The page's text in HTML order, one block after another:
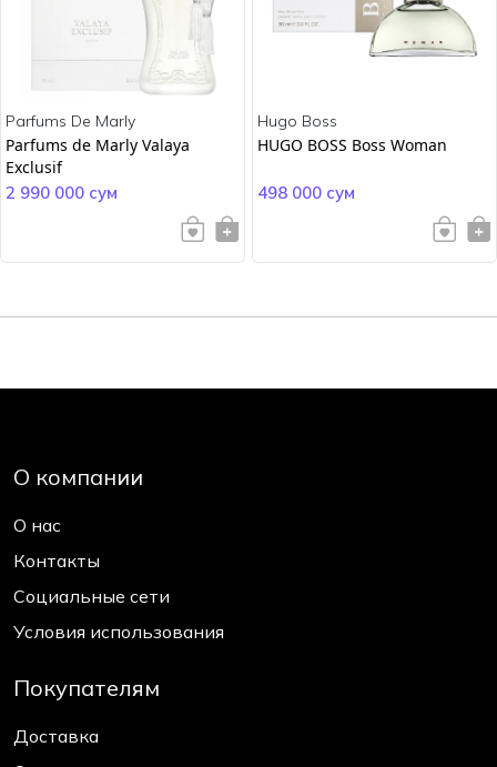
Parfums De Marly
Parfums de Marly Valaya
Exclusif
2 990 000 сум
Hugo Boss
HUGO BOSS Boss Woman
498 000 сум
О компании
О нас
Контакты
Социальные сети
Условия использования
Покупателям
Доставка